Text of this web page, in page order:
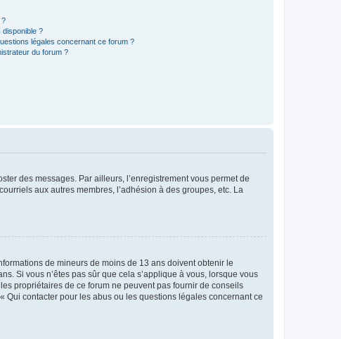
?
disponible ?
légales concernant ce forum ?
du forum ?
des messages. Par ailleurs, l’enregistrement vous permet de
aux autres membres, l’adhésion à des groupes, etc. La
de mineurs de moins de 13 ans doivent obtenir le
Si vous n’êtes pas sûr que cela s’applique à vous, lorsque vous
propriétaires de ce forum ne peuvent pas fournir de conseils
contacter pour les abus ou les questions légales concernant ce